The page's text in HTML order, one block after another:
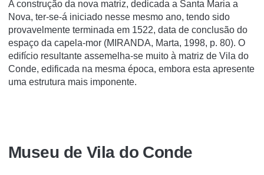
A construção da nova matriz, dedicada a Santa Maria a
Nova, ter-se-á iniciado nesse mesmo ano, tendo sido
provavelmente terminada em 1522, data de conclusão do
espaço da capela-mor (MIRANDA, Marta, 1998, p. 80). O
edifício resultante assemelha-se muito à matriz de Vila do
Conde, edificada na mesma época, embora esta apresente
uma estrutura mais imponente.
Museu de Vila do Conde